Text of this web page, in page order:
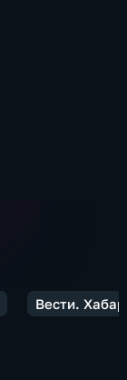
Вести.